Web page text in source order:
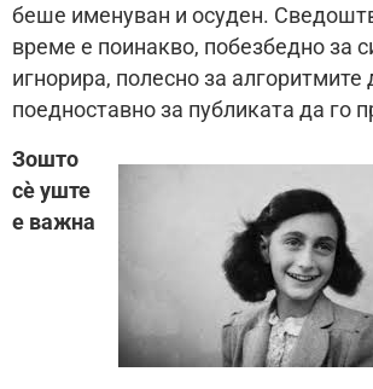
беше именуван и осуден.
време е поинакво, побезбедно за
игнорира, полесно за алгоритмите
поедноставно за публиката да го
Зошто
сè уште
е важна